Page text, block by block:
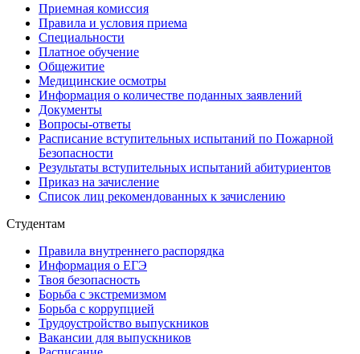
Приемная комиссия
Правила и условия приема
Специальности
Платное обучение
Общежитие
Медицинские осмотры
Информация о количестве поданных заявлений
Документы
Вопросы-ответы
Расписание вступительных испытаний по Пожарной
Безопасности
Результаты вступительных испытаний абитуриентов
Приказ на зачисление
Список лиц рекомендованных к зачислению
Студентам
Правила внутреннего распорядка
Информация о ЕГЭ
Твоя безопасность
Борьба с экстремизмом
Борьба с коррупцией
Трудоустройство выпускников
Вакансии для выпускников